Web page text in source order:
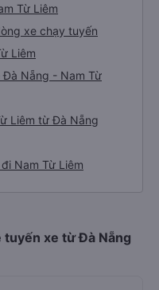
Từ Liêm
xe chạy tuyến
Liêm
Nẵng - Nam Từ
Liêm từ Đà Nẵng
Nam Từ Liêm
tuyến xe từ Đà Nẵng